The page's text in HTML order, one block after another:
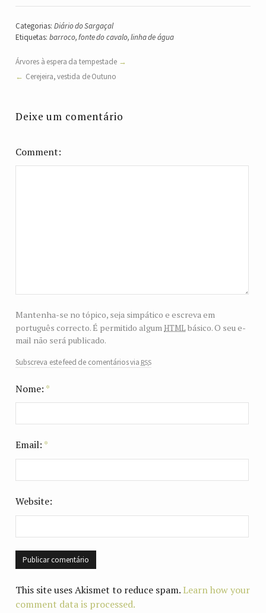
Categorias: Diário do Sargaçal
Etiquetas: barroco,fonte do cavalo,linha de água
Árvores à espera da tempestade
Cerejeira, vestida de Outuno
Deixe um comentário
Comment
Mantenha-se no tópico, seja simpático e escreva em
português correcto. É permitido algum htmlbásico. O seu e-
mail não será publicado.
Subscreva este feed de comentários via rss
Nome: *
Email: *
Website:
This site uses Akismet to reduce spam. Learn how your
comment data is processed.